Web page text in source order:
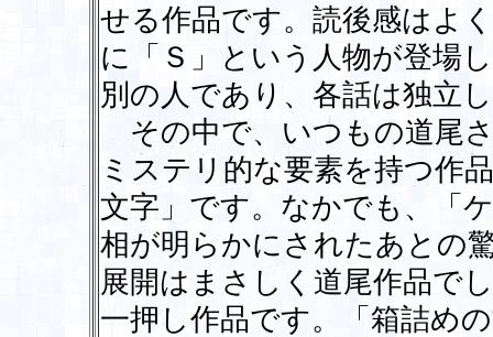
せる作品です。読後感はよ
に「Ｓ」という人物が登場
別の人であり、各話は独立
その中で、いつもの道尾
ミステリ的な要素を持つ作
文字」です。なかでも、「
相が明らかにされたあとの
展開はまさしく道尾作品で
一押し作品です。「箱詰め